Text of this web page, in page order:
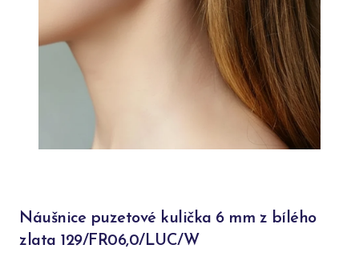
Náušnice puzetové kulička 6 mm z bílého
zlata 129/FR06,0/LUC/W